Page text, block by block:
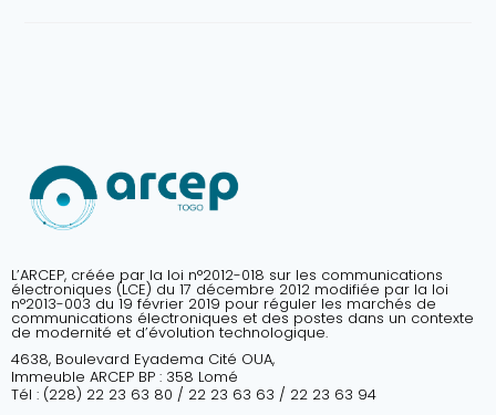
L’ARCEP, créée par la loi n°2012-018 sur les communications
électroniques (LCE) du 17 décembre 2012 modifiée par la loi
n°2013-003 du 19 février 2019 pour réguler les marchés de
communications électroniques et des postes dans un contexte
de modernité et d’évolution technologique.
4638, Boulevard Eyadema Cité OUA,
Immeuble ARCEP BP : 358 Lomé
Tél : (228) 22 23 63 80 / 22 23 63 63 / 22 23 63 94